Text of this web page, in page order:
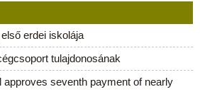
erdei iskolája
tulajdonosának
approves seventh payment of nearly